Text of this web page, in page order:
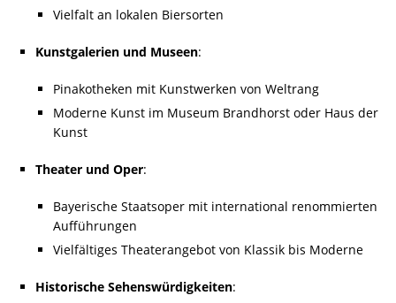
Vielfalt an lokalen Biersorten
Kunstgalerien und Museen:
Pinakotheken mit Kunstwerken von Weltrang
Moderne Kunst im Museum Brandhorst oder Haus der
Kunst
Theater und Oper:
Bayerische Staatsoper mit international renommierten
Aufführungen
Vielfältiges Theaterangebot von Klassik bis Moderne
Historische Sehenswürdigkeiten: